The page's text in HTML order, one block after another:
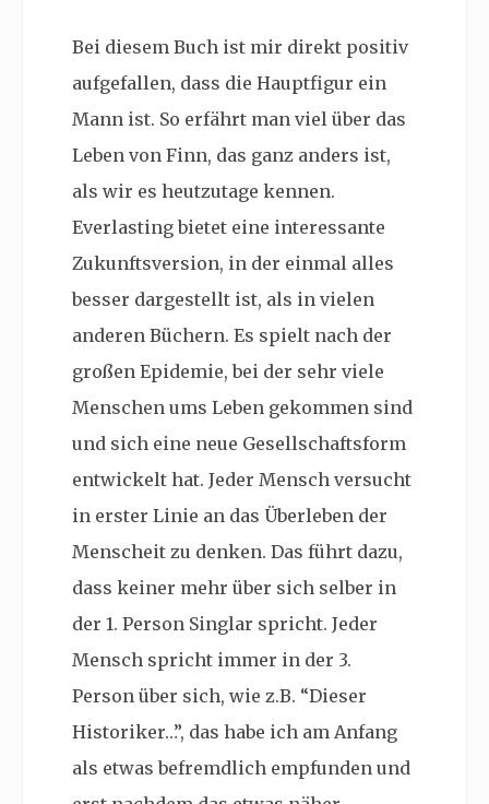
Bei diesem Buch ist mir direkt positiv
aufgefallen, dass die Hauptfigur ein
Mann ist. So erfährt man viel über das
Leben von Finn, das ganz anders ist,
als wir es heutzutage kennen.
Everlasting bietet eine interessante
Zukunftsversion, in der einmal alles
besser dargestellt ist, als in vielen
anderen Büchern. Es spielt nach der
großen Epidemie, bei der sehr viele
Menschen ums Leben gekommen sind
und sich eine neue Gesellschaftsform
entwickelt hat. Jeder Mensch versucht
in erster Linie an das Überleben der
Menscheit zu denken. Das führt dazu,
dass keiner mehr über sich selber in
der 1. Person Singlar spricht. Jeder
Mensch spricht immer in der 3.
Person über sich, wie z.B. “Dieser
Historiker…”, das habe ich am Anfang
als etwas befremdlich empfunden und